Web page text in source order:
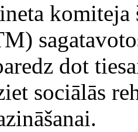
komiteja
dot
sociālās